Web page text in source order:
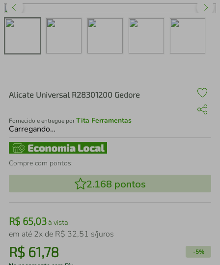
Alicate Universal R28301200 Gedore
Fornecido e entregue porTita Ferramentas
Carregando…
Compre com pontos:
2.168 pontos
R$ 65,03à vista
em até 2x de R$ 32,51 s/juros
R$ 61,78 -5%
3º perfume